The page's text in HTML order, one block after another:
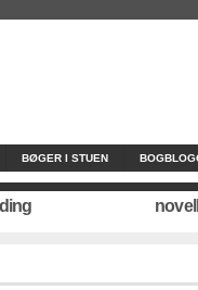
BØGER I STUEN